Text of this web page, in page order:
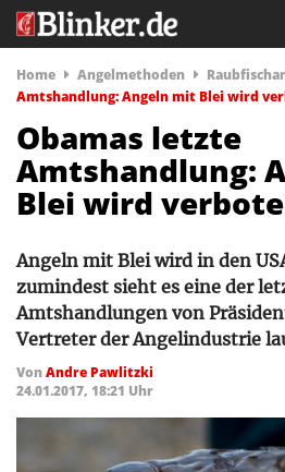
Home Angelmethoden
Amtshandlung: Angeln mit Blei wird
Obamas letzte
Amtshandlung:
Blei wird
Angeln mit Blei wird in den
zumindest sieht es eine der
Amtshandlungen von
Vertreter der Angelindustrie
VonAndre Pawlitzki
24.01.2017, 18:21 Uhr